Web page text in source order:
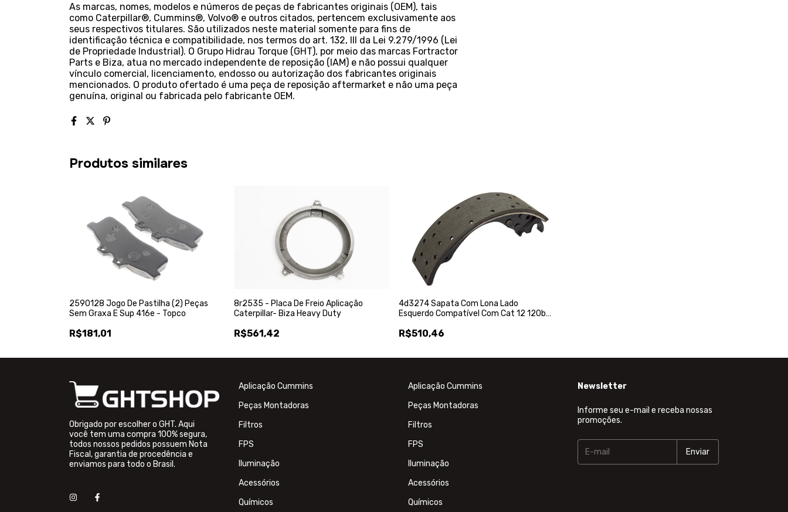
As marcas, nomes, modelos e números de peças de fabricantes originais (OEM), tais
como Caterpillar®, Cummins®, Volvo® e outros citados, pertencem exclusivamente aos
seus respectivos titulares. São utilizados neste material somente para fins de
identificação técnica e compatibilidade, nos termos do art. 132, III da Lei 9.279/1996 (Lei
de Propriedade Industrial). O Grupo Hidrau Torque (GHT), por meio das marcas Fortractor
Parts e Biza, atua no mercado independente de reposição (IAM) e não possui qualquer
vínculo comercial, licenciamento, endosso ou autorização dos fabricantes originais
mencionados. O produto ofertado é uma peça de reposição aftermarket e não uma peça
genuína, original ou fabricada pelo fabricante OEM.
Produtos similares
2590128 Jogo De Pastilha (2) Peças
Sem Graxa E Sup 416e - Topco
R$181,01
8r2535 - Placa De Freio Aplicação
Caterpillar- Biza Heavy Duty
R$561,42
4d3274 Sapata Com Lona Lado
Esquerdo Compatível Com Cat 12 120b
R$510,46
Obrigado por escolher o GHT. Aqui
você tem uma compra 100% segura,
todos nossos pedidos possuem Nota
Fiscal, garantia de procedência e
enviamos para todo o Brasil.
Aplicação Cummins
Peças Montadoras
Filtros
FPS
Iluminação
Acessórios
Químicos
Aplicação Cummins
Peças Montadoras
Filtros
FPS
Iluminação
Acessórios
Químicos
Newsletter
Informe seu e-mail e receba nossas
promoções.